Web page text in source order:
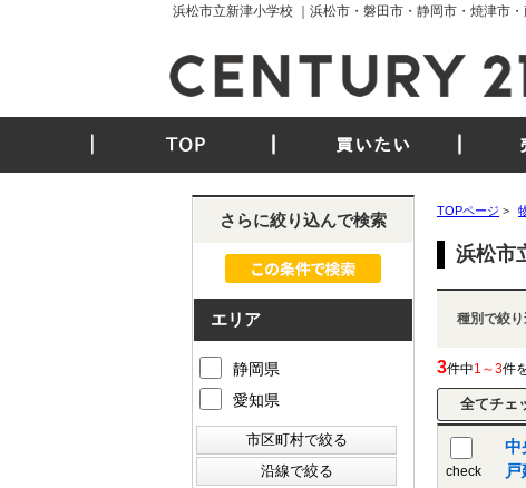
浜松市立新津小学校 ｜浜松市・磐田市・静岡市・焼津市
TOP 買いたい
TOPページ >
浜松市
種別で絞
3件中1～3件
check
中
さらに絞り込んで検索
エリア
静岡県
愛知県